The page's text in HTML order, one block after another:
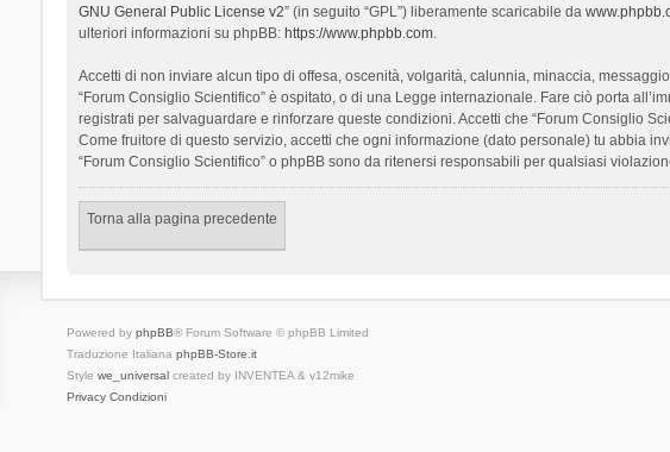
GNU General Public License v2” (in seguito “GPL”) liberamente scaricabile da
ulteriori informazioni su phpBB: https://www.phpbb.com.
Accetti di non inviare alcun tipo di offesa, oscenità, volgarità, calunnia, minaccia,
“Forum Consiglio Scientifico” è ospitato, o di una Legge internazionale. Fare ciò porta
registrati per salvaguardare e rinforzare queste condizioni. Accetti che “Forum Consiglio
Come fruitore di questo servizio, accetti che ogni informazione (dato personale) tu abbia
“Forum Consiglio Scientifico” o phpBB sono da ritenersi responsabili per qualsiasi
Torna alla pagina precedente
Powered by phpBB® Forum Software © phpBB Limited
Traduzione Italiana phpBB-Store.it
Style we_universalcreated by INVENTEA & v12mike
Privacy Condizioni